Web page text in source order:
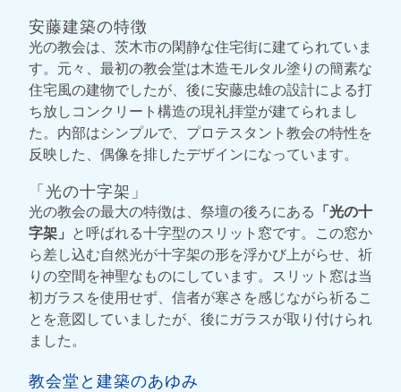
安藤建築の特徴
光の教会は、茨木市の閑静な住宅街に建てられていま
す。元々、最初の教会堂は木造モルタル塗りの簡素な
住宅風の建物でしたが、後に安藤忠雄の設計による打
ち放しコンクリート構造の現礼拝堂が建てられまし
た。内部はシンプルで、プロテスタント教会の特性を
反映した、偶像を排したデザインになっています。
「光の十字架」
光の教会の最大の特徴は、祭壇の後ろにある 「光の十
字架」 と呼ばれる十字型のスリット窓です。この窓か
ら差し込む自然光が十字架の形を浮かび上がらせ、祈
りの空間を神聖なものにしています。スリット窓は当
初ガラスを使用せず、信者が寒さを感じながら祈るこ
とを意図していましたが、後にガラスが取り付けられ
ました。
教会堂と建築のあゆみ